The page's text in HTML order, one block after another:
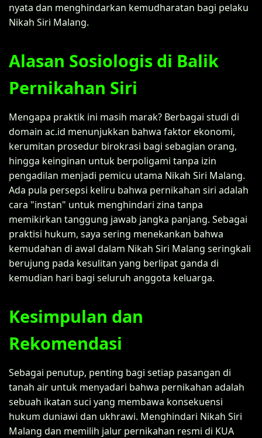
nyata dan menghindarkan kemudharatan bagi pelaku
Nikah Siri Malang.
Alasan Sosiologis di Balik
Pernikahan Siri
Mengapa praktik ini masih marak? Berbagai studi di
domain ac.id menunjukkan bahwa faktor ekonomi,
kerumitan prosedur birokrasi bagi sebagian orang,
hingga keinginan untuk berpoligami tanpa izin
pengadilan menjadi pemicu utama Nikah Siri Malang.
Ada pula persepsi keliru bahwa pernikahan siri adalah
cara "instan" untuk menghindari zina tanpa
memikirkan tanggung jawab jangka panjang. Sebagai
praktisi hukum, saya sering menekankan bahwa
kemudahan di awal dalam Nikah Siri Malang seringkali
berujung pada kesulitan yang berlipat ganda di
kemudian hari bagi seluruh anggota keluarga.
Kesimpulan dan
Rekomendasi
Sebagai penutup, penting bagi setiap pasangan di
tanah air untuk menyadari bahwa pernikahan adalah
sebuah ikatan suci yang membawa konsekuensi
hukum duniawi dan ukhrawi. Menghindari Nikah Siri
Malang dan memilih jalur pernikahan resmi di KUA